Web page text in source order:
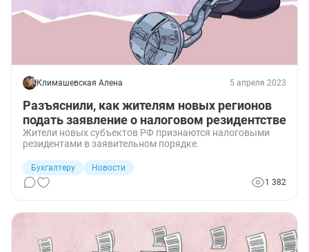
Климашевская Алена 5 апреля 2023
Разъяснили, как жителям новых регионов
подать заявление о налоговом резидентстве
Жители новых субъектов РФ признаются налоговыми
резидентами в заявительном порядке.
Бухгалтеру
Новости
1 382